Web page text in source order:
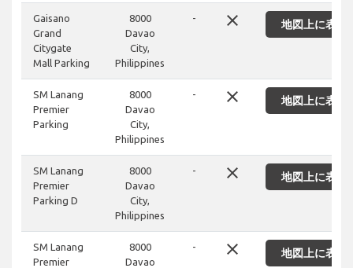
Gaisano
Grand
Citygate
Mall Parking
8000
Davao
City,
Philippines
- close 地図上に表示
SM Lanang
Premier
Parking
8000
Davao
City,
Philippines
- close 地図上に表示
SM Lanang
Premier
Parking D
8000
Davao
City,
Philippines
- close 地図上に表示
SM Lanang
Premier
8000
Davao
- close 地図上に表示